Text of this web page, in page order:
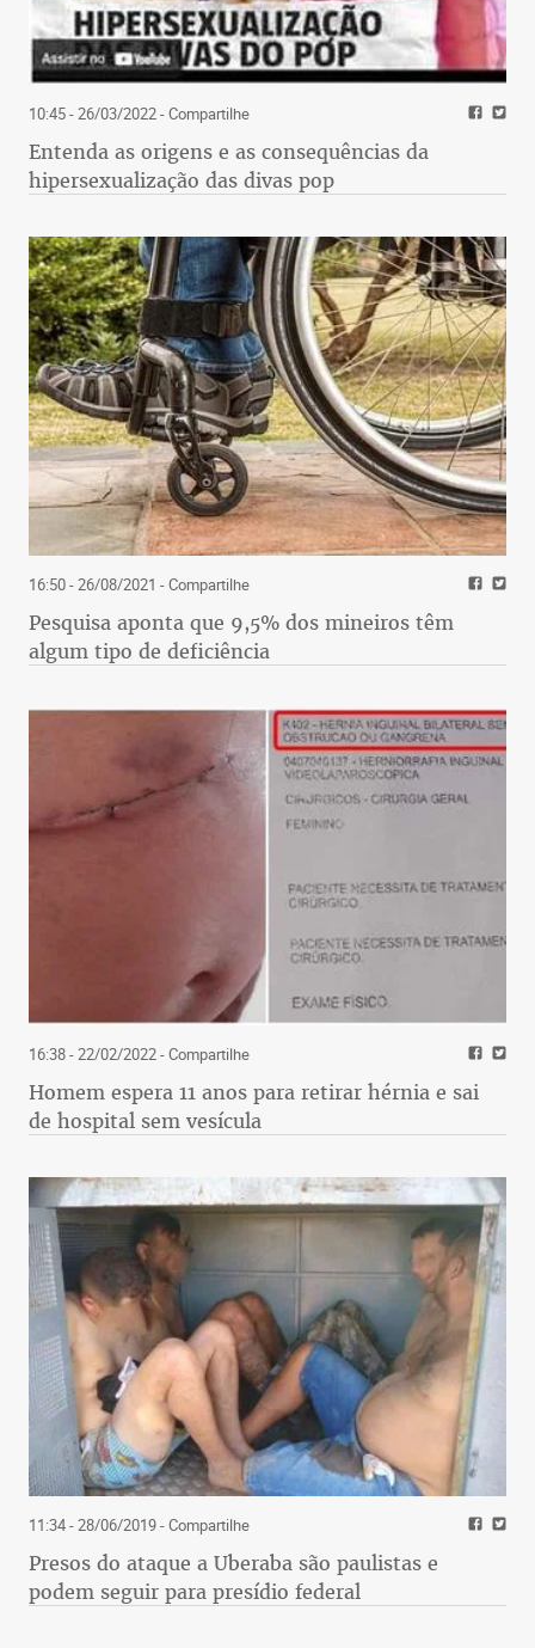
10:45 - 26/03/2022- Compartilhe
Entenda as origens e as consequências da
hipersexualização das divas pop
16:50 - 26/08/2021 - Compartilhe
Pesquisa aponta que 9,5% dos mineiros têm
algum tipo de deficiência
16:38 - 22/02/2022- Compartilhe
Homem espera 11 anos para retirar hérnia e sai
de hospital sem vesícula
11:34 - 28/06/2019- Compartilhe
Presos do ataque a Uberaba são paulistas e
podem seguir para presídio federal